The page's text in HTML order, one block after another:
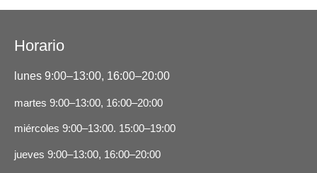
Horario
lunes 9:00–13:00, 16:00–20:00
martes 9:00–13:00, 16:00–20:00
miércoles 9:00–13:00. 15:00–19:00
jueves 9:00–13:00, 16:00–20:00